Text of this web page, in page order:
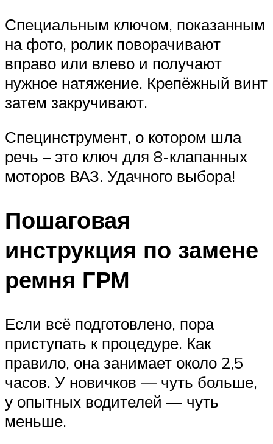
Специальным ключом, показанным
на фото, ролик поворачивают
вправо или влево и получают
нужное натяжение. Крепёжный винт
затем закручивают.
Специнструмент, о котором шла
речь – это ключ для 8-клапанных
моторов ВАЗ. Удачного выбора!
Пошаговая
инструкция по замене
ремня ГРМ
Если всё подготовлено, пора
приступать к процедуре. Как
правило, она занимает около 2,5
часов. У новичков — чуть больше,
у опытных водителей — чуть
меньше.